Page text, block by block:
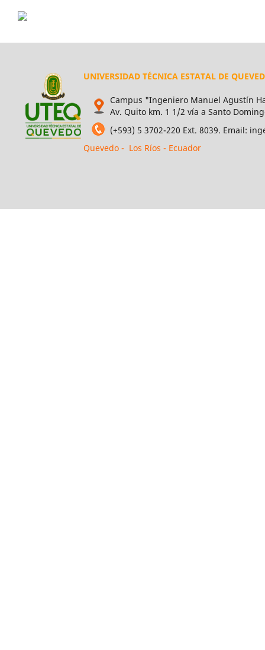
UNIVERSIDAD TÉCNICA ESTATAL DE
Campus "Ingeniero Manuel Agustín
Av. Quito km. 1 1/2 vía a Santo
(+593) 5 3702-220 Ext. 8039. Email:
Quevedo - Los Ríos - Ecuador